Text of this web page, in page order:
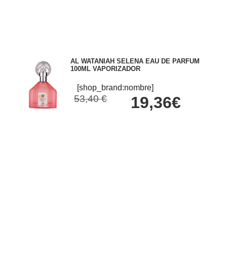
AL WATANIAH SELENA EAU DE PARFUM
100ML VAPORIZADOR
[shop_brand:nombre]
53,40 € 19,36€